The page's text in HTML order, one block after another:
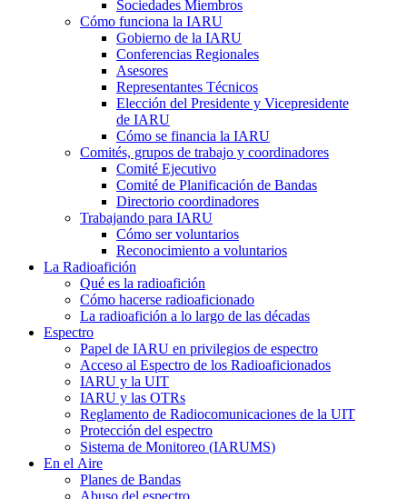
Sociedades Miembros
Cómo funciona la IARU
Gobierno de la IARU
Conferencias Regionales
Asesores
Representantes Técnicos
Elección del Presidente y Vicepresidente
de IARU
Cómo se financia la IARU
Comités, grupos de trabajo y coordinadores
Comité Ejecutivo
Comité de Planificación de Bandas
Directorio coordinadores
Trabajando para IARU
Cómo ser voluntarios
Reconocimiento a voluntarios
La Radioafición
Qué es la radioafición
Cómo hacerse radioaficionado
La radioafición a lo largo de las décadas
Espectro
Papel de IARU en privilegios de espectro
Acceso al Espectro de los Radioaficionados
IARU y la UIT
IARU y las OTRs
Reglamento de Radiocomunicaciones de la UIT
Protección del espectro
Sistema de Monitoreo (IARUMS)
En el Aire
Planes de Bandas
Abuso del espectro